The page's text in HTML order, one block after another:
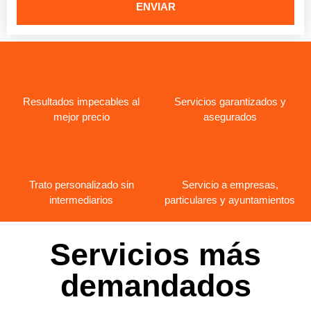
ENVIAR
Resultados impecables al
mejor precio
Servicios garantizados y
asegurados
Trato personalizado sin
intermediarios
Servicio a empresas,
particulares y ayuntamientos
Servicios más
demandados